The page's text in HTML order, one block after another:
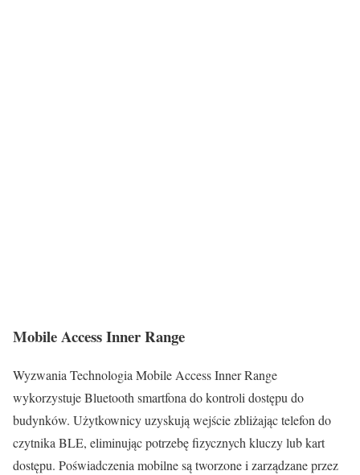
Mobile Access Inner Range
Wyzwania Technologia Mobile Access Inner Range
wykorzystuje Bluetooth smartfona do kontroli dostępu do
budynków. Użytkownicy uzyskują wejście zbliżając telefon do
czytnika BLE, eliminując potrzebę fizycznych kluczy lub kart
dostępu. Poświadczenia mobilne są tworzone i zarządzane przez